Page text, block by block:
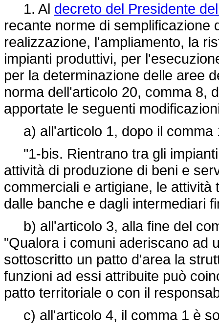
1. Al decreto del Presidente
recante norme di semplificazione
realizzazione, l'ampliamento, la
impianti produttivi, per
per la determinazione delle aree
norma dell'articolo 20, comma 8,
apportate le seguenti
a) all'articolo 1, dopo il comma
"1-bis. Rientrano tra gli
attività di produzione di beni e
commerciali e artigiane, le
dalle banche e dagli intermediari
b) all'articolo 3, alla fine del
"Qualora i comuni aderiscano ad
sottoscritto un patto d'area la
funzioni ad essi attribuite può
patto territoriale o con il
c) all'articolo 4, il comma 1 è